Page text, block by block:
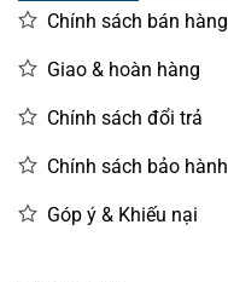
Chính sách bán hàng
Giao & hoàn hàng
Chính sách đổi trả
Chính sách bảo hành
Góp ý & Khiếu nại